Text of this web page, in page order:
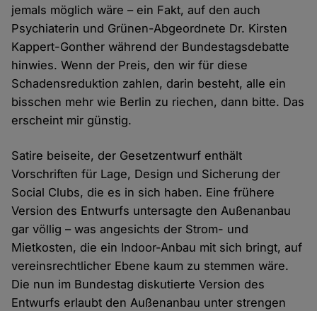
jemals möglich wäre – ein Fakt, auf den auch
Psychiaterin und Grünen-Abgeordnete Dr. Kirsten
Kappert-Gonther während der Bundestagsdebatte
hinwies. Wenn der Preis, den wir für diese
Schadensreduktion zahlen, darin besteht, alle ein
bisschen mehr wie Berlin zu riechen, dann bitte. Das
erscheint mir günstig.
Satire beiseite, der Gesetzentwurf enthält
Vorschriften für Lage, Design und Sicherung der
Social Clubs, die es in sich haben. Eine frühere
Version des Entwurfs untersagte den Außenanbau
gar völlig – was angesichts der Strom- und
Mietkosten, die ein Indoor-Anbau mit sich bringt, auf
vereinsrechtlicher Ebene kaum zu stemmen wäre.
Die nun im Bundestag diskutierte Version des
Entwurfs erlaubt den Außenanbau unter strengen